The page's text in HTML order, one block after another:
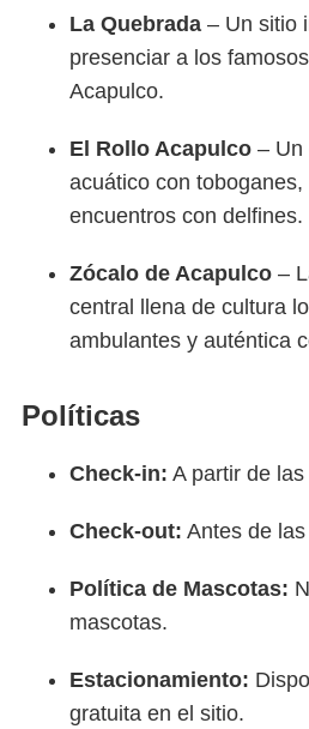
La Quebrada – Un sitio
presenciar a los
Acapulco.
El Rollo Acapulco – Un
acuático con
encuentros con delfines.
Zócalo de Acapulco –
central llena de cultura
ambulantes y auténtica
Políticas
Check-in: A partir de
Check-out: Antes de
Política de Mascotas:
mascotas.
Estacionamiento:
gratuita en el sitio.